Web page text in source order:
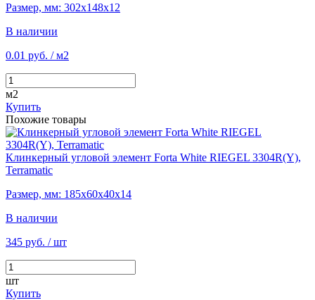
Размер, мм: 302х148х12
В наличии
0.01 руб. / м2
м2
Купить
Похожие товары
Клинкерный угловой элемент Forta White RIEGEL 3304R(Y),
Terramatic
Размер, мм: 185х60х40х14
В наличии
345 руб. / шт
шт
Купить